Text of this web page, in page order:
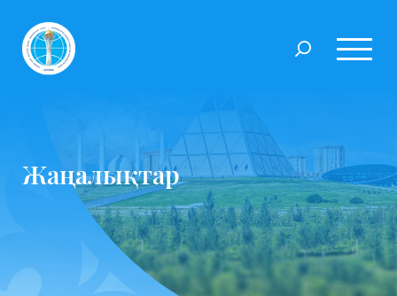
Жаңалықтар